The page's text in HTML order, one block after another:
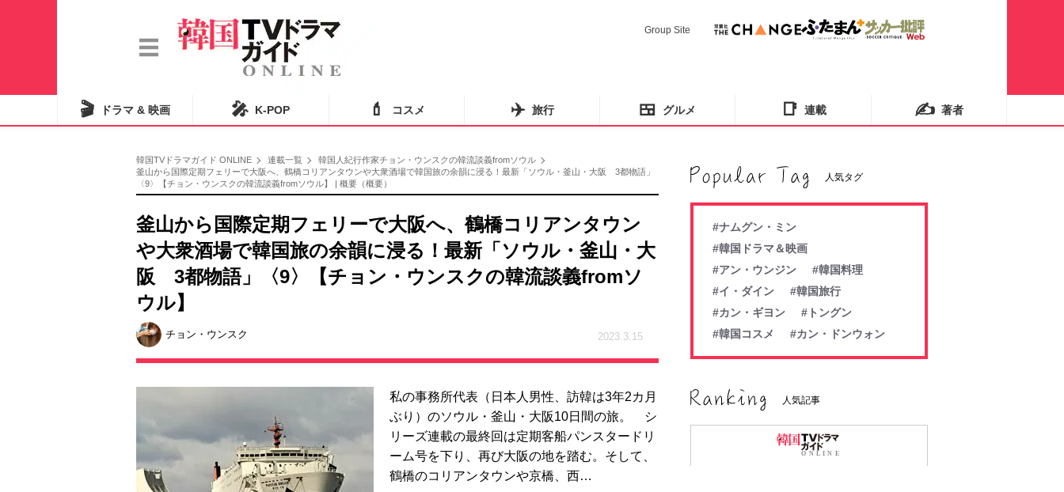
Group Site
🎬 ドラマ & 映画 🎤 K-POP 💄 コスメ ✈️ 旅行 🍱 グルメ 📑 連載 ✍️ 著者
韓国TVドラマガイド ONLINE 連載一覧
韓国人紀行作家チョン・ウンスクの韓流談義fromソウル
釜山から国際定期フェリーで大阪へ、鶴橋コリアンタウンや大衆酒場で韓国旅の余韻に浸る！最新「ソウル・釜山・大阪 3都物語」
〈9〉【チョン・ウンスクの韓流談義fromソウル】 | 概要（概要）
釜山から国際定期フェリーで大阪へ、鶴橋コリアンタウン
や大衆酒場で韓国旅の余韻に浸る！最新「ソウル・釜山・大
阪 3都物語」〈9〉【チョン・ウンスクの韓流談義fromソ
ウル】
チョン・ウンスク 2023.3.15
私の事務所代表（日本人男性、訪韓は3年2カ月
ぶり）のソウル・釜山・大阪10日間の旅。 シ
リーズ連載の最終回は定期客船パンスタードリ
ーム号を下り、再び大阪の地を踏む。そして、
鶴橋のコリアンタウンや京橋、西…
人気タグ
#ナムグン・ミン
#韓国ドラマ＆映画
#アン・ウンジン
#韓国料理
#イ・ダイン
#韓国旅行
#カン・ギヨン
#トングン
#韓国コスメ
#カン・ドンウォン
人気記事